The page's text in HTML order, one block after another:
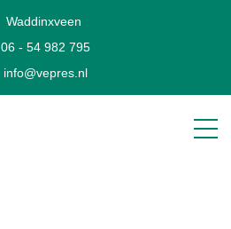
Waddinxveen
06 - 54 982 795
info@vepres.nl